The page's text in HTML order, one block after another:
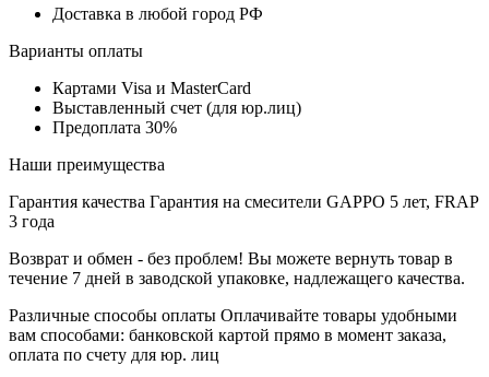
Доставка в любой город РФ
Варианты оплаты
Картами Visa и MasterCard
Выставленный счет (для юр.лиц)
Предоплата 30%
Наши преимущества
Гарантия качества Гарантия на смесители GAPPO 5 лет, FRAP
3 года
Возврат и обмен - без проблем! Вы можете вернуть товар в
течение 7 дней в заводской упаковке, надлежащего качества.
Различные способы оплаты Оплачивайте товары удобными
вам способами: банковской картой прямо в момент заказа,
оплата по счету для юр. лиц